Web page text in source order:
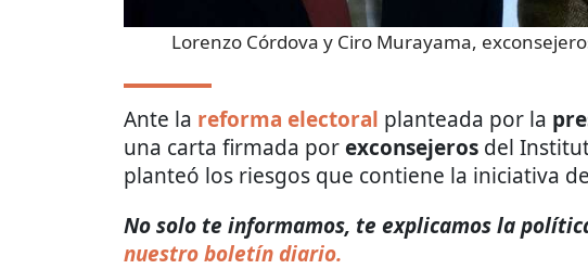
Lorenzo Córdova y Ciro Murayama,
Ante la reforma electoral planteada por la
una carta firmada porexconsejeros del
planteó los riesgos que contiene la iniciativa
No solo te informamos, te explicamos la
nuestro boletín diario.